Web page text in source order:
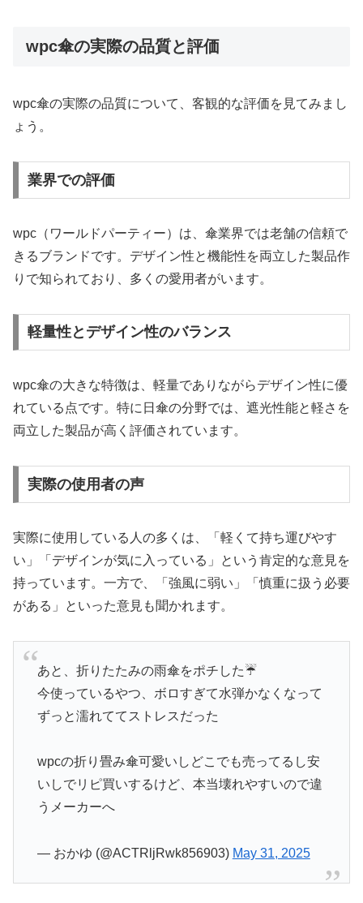
wpc傘の実際の品質と評価
wpc傘の実際の品質について、客観的な評価を見てみまし
ょう。
業界での評価
wpc（ワールドパーティー）は、傘業界では老舗の信頼で
きるブランドです。デザイン性と機能性を両立した製品作
りで知られており、多くの愛用者がいます。
軽量性とデザイン性のバランス
wpc傘の大きな特徴は、軽量でありながらデザイン性に優
れている点です。特に日傘の分野では、遮光性能と軽さを
両立した製品が高く評価されています。
実際の使用者の声
実際に使用している人の多くは、「軽くて持ち運びやす
い」「デザインが気に入っている」という肯定的な意見を
持っています。一方で、「強風に弱い」「慎重に扱う必要
がある」といった意見も聞かれます。
あと、折りたたみの雨傘をポチした☔️
今使っているやつ、ボロすぎて水弾かなくなって
ずっと濡れててストレスだった
wpcの折り畳み傘可愛いしどこでも売ってるし安
いしでリピ買いするけど、本当壊れやすいので違
うメーカーへ
— おかゆ (@ACTRljRwk856903) May 31, 2025